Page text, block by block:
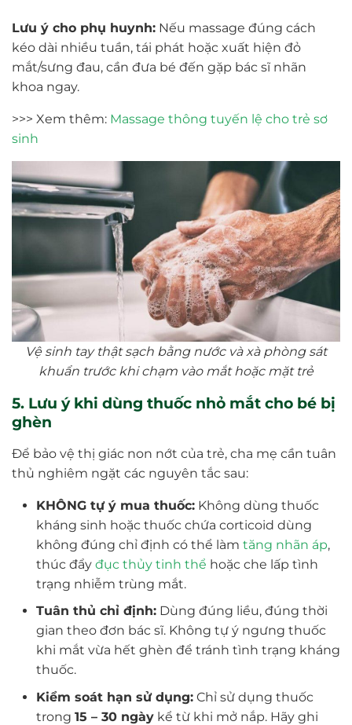
Lưu ý cho phụ huynh: Nếu massage đúng cách
kéo dài nhiều tuần, tái phát hoặc xuất hiện đỏ
mắt/sưng đau, cần đưa bé đến gặp bác sĩ nhãn
khoa ngay.
>>> Xem thêm: Massage thông tuyến lệ cho trẻ sơ
sinh
Vệ sinh tay thật sạch bằng nước và xà phòng sát
khuẩn trước khi chạm vào mắt hoặc mặt trẻ
5. Lưu ý khi dùng thuốc nhỏ mắt cho bé bị
ghèn
Để bảo vệ thị giác non nớt của trẻ, cha mẹ cần tuân
thủ nghiêm ngặt các nguyên tắc sau:
KHÔNG tự ý mua thuốc:Không dùng thuốc
kháng sinh hoặc thuốc chứa corticoid dùng
không đúng chỉ định có thể làm tăng nhãn áp,
thúc đẩy đục thủy tinh thể hoặc che lấp tình
trạng nhiễm trùng mắt.
Tuân thủ chỉ định:Dùng đúng liều, đúng thời
gian theo đơn bác sĩ. Không tự ý ngưng thuốc
khi mắt vừa hết ghèn để tránh tình trạng kháng
thuốc.
Kiểm soát hạn sử dụng:Chỉ sử dụng thuốc
trong 15 – 30 ngàykể từ khi mở nắp. Hãy ghi